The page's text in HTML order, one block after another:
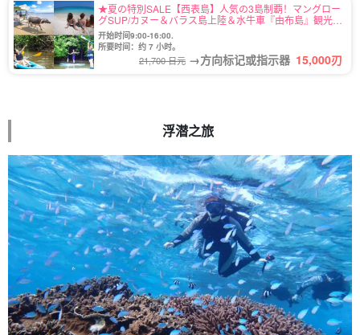
★夏の特別SALE【西表島】人気の3島制覇！マングロー
グSUP/カヌー＆バラス島上陸＆水牛車『由布島』観光ツ
アー★写真無料（No.78）
开始时间9:00-16:00.
所要时间：约 7 小时。
21,700 日元 →方向标记或指示器 15,000刃
浮潜之旅